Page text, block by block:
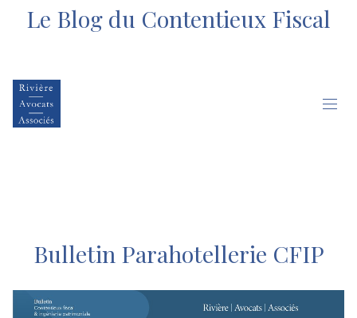
Le Blog du Contentieux Fiscal
Bulletin Parahotellerie CFIP